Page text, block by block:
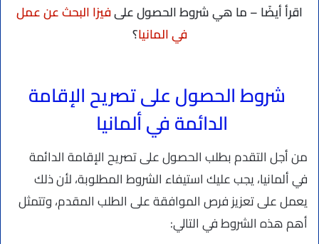
اقرأ أيضًا – ما هي شروط الحصول علىفيزا البحث عن عمل
في المانيا؟
شروط الحصول على تصريح الإقامة
الدائمة في ألمانيا
من أجل التقدم بطلب الحصول على تصريح الإقامة الدائمة
في ألمانيا، يجب عليك استيفاء الشروط المطلوبة، لأن ذلك
يعمل على تعزيز فرص الموافقة على الطلب المقدم، وتتمثل
أهم هذه الشروط في التالي: